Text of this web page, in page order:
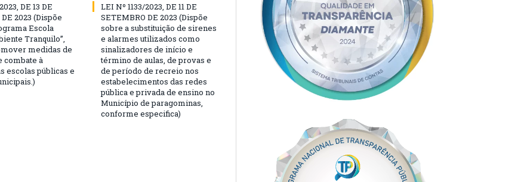
DE 13 DE
2023 (Dispõe
Escola
Tranquilo”,
medidas de
combate à
escolas públicas e
LEI Nº 1133/2023, DE 11 DE
SETEMBRO DE 2023 (Dispõe
sobre a substituição de sirenes
e alarmes utilizados como
sinalizadores de início e
término de aulas, de provas e
de período de recreio nos
estabelecimentos das redes
pública e privada de ensino no
Município de paragominas,
conforme especifica)